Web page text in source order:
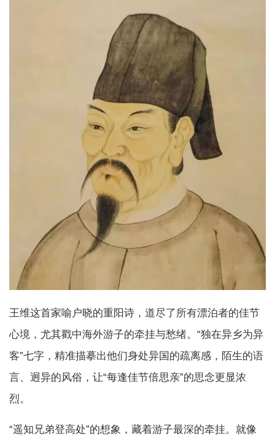
王维这首家喻户晓的重阳诗，道尽了所有漂泊者的佳节
心境，尤其戳中海外游子的牵挂与愁绪。“独在异乡为异
客”七字，精准描摹出他们身处异国的疏离感，陌生的语
言、迥异的风俗，让“每逢佳节倍思亲”的思念更显浓
烈。
“遥知兄弟登高处”的想象，藏着游子最深的牵挂。就像